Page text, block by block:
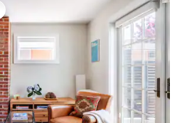
гостите